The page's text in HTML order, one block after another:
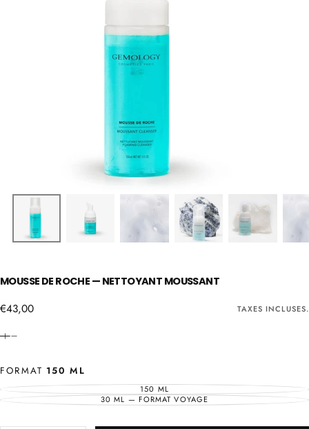
MOUSSE DE ROCHE — NETTOYANT MOUSSANT
€43,00
Prix
€43,00 TAXES INCLUSES.
FORMAT 150 ML
150 MLVARIANTE
ÉPUISÉE
OU
30 ML — FORMAT VOYAGE
VARIANTE
INDISPONIBLE